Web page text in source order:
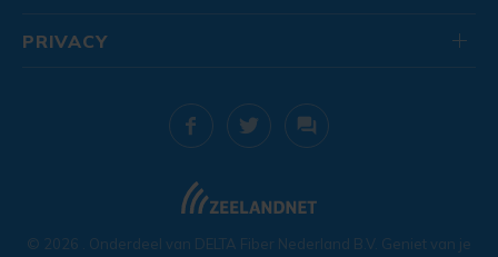
© 2026 . Onderdeel van DELTA Fiber Nederland B.V. Geniet van je
PRIVACY